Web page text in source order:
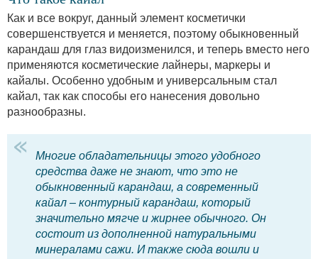
Как и все вокруг, данный элемент косметички
совершенствуется и меняется, поэтому обыкновенный
карандаш для глаз видоизменился, и теперь вместо него
применяются косметические лайнеры, маркеры и
кайалы. Особенно удобным и универсальным стал
кайал, так как способы его нанесения довольно
разнообразны.
Многие обладательницы этого удобного
средства даже не знают, что это не
обыкновенный карандаш, а современный
кайал – контурный карандаш, который
значительно мягче и жирнее обычного. Он
состоит из дополненной натуральными
минералами сажи. И также сюда вошли и